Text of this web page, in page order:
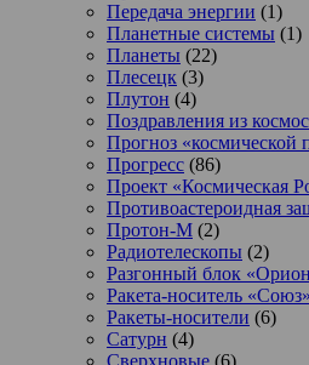
Передача энергии (1)
Планетные системы (1)
Планеты (22)
Плесецк (3)
Плутон (4)
Поздравления из
Прогноз «космической
Прогресс (86)
Проект «Космическая
Противоастероидная
Протон-М (2)
Радиотелескопы (2)
Разгонный блок
Ракета-носитель «Союз»
Ракеты-носители (6)
Сатурн (4)